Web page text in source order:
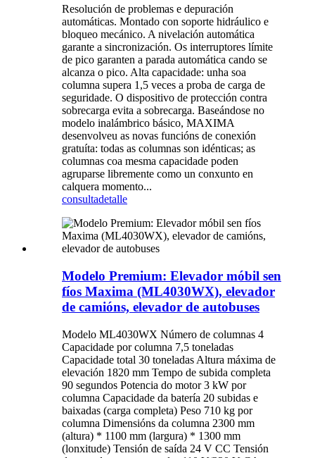
Resolución de problemas e depuración
automáticas. Montado con soporte hidráulico e
bloqueo mecánico. A nivelación automática
garante a sincronización. Os interruptores límite
de pico garanten a parada automática cando se
alcanza o pico. Alta capacidade: unha soa
columna supera 1,5 veces a proba de carga de
seguridade. O dispositivo de protección contra
sobrecarga evita a sobrecarga. Baseándose no
modelo inalámbrico básico, MAXIMA
desenvolveu as novas funcións de conexión
gratuíta: todas as columnas son idénticas; as
columnas coa mesma capacidade poden
agruparse libremente como un conxunto en
calquera momento...
consultadetalle
Modelo Premium: Elevador móbil sen
fíos Maxima (ML4030WX), elevador
de camións, elevador de autobuses
Modelo ML4030WX Número de columnas 4
Capacidade por columna 7,5 toneladas
Capacidade total 30 toneladas Altura máxima de
elevación 1820 mm Tempo de subida completa
90 segundos Potencia do motor 3 kW por
columna Capacidade da batería 20 subidas e
baixadas (carga completa) Peso 710 kg por
columna Dimensións da columna 2300 mm
(altura) * 1100 mm (largura) * 1300 mm
(lonxitude) Tensión de saída 24 V CC Tensión